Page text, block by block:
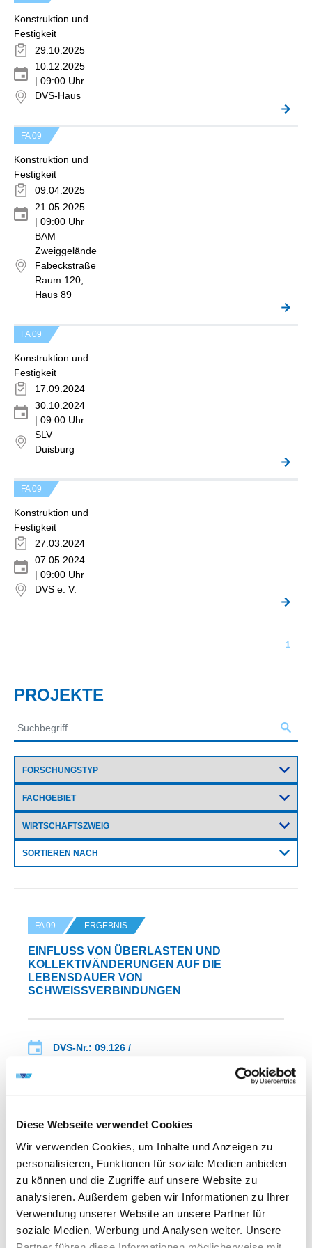
Diese Webseite verwendet Cookies
Wir verwenden Cookies, um Inhalte und Anzeigen zu
personalisieren, Funktionen für soziale Medien anbieten
zu können und die Zugriffe auf unsere Website zu
analysieren. Außerdem geben wir Informationen zu Ihrer
Verwendung unserer Website an unsere Partner für
soziale Medien, Werbung und Analysen weiter. Unsere
Konstruktion und
Festigkeit
29.10.2025
10.12.2025
| 09:00 Uhr
DVS-Haus
FA 09
Konstruktion und
Festigkeit
09.04.2025
21.05.2025
| 09:00 Uhr
BAM
Zweiggelände
Fabeckstraße
Raum 120,
Haus 89
FA 09
Konstruktion und
Festigkeit
17.09.2024
30.10.2024
| 09:00 Uhr
SLV
Duisburg
FA 09
Konstruktion und
Festigkeit
27.03.2024
07.05.2024
| 09:00 Uhr
DVS e. V.
1
PROJEKTE
SORTIEREN NACH
FA 09 ERGEBNIS
EINFLUSS VON ÜBERLASTEN UND
KOLLEKTIVÄNDERUNGEN AUF DIE
LEBENSDAUER VON
SCHWEISSVERBINDUNGEN
DVS-Nr.: 09.126 /
Laufzeit: 01.12.1990 - 30.11.1992
WEITERE INFORMATIONEN
FA 09 ERGEBNIS
ERMITTELN UND ABGRENZEN DES